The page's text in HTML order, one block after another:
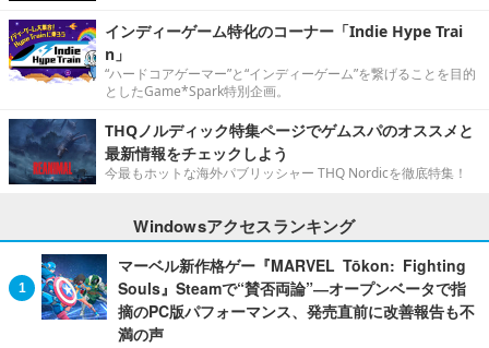
インディーゲーム特化のコーナー「Indie Hype Trai
n」
“ハードコアゲーマー”と“インディーゲーム”を繋げることを目的
としたGame*Spark特別企画。
THQノルディック特集ページでゲムスパのオススメと
最新情報をチェックしよう
今最もホットな海外パブリッシャー THQ Nordicを徹底特集！
Windowsアクセスランキング
マーベル新作格ゲー『MARVEL Tōkon: Fighting
Souls』Steamで“賛否両論”―オープンベータで指
摘のPC版パフォーマンス、発売直前に改善報告も不
満の声